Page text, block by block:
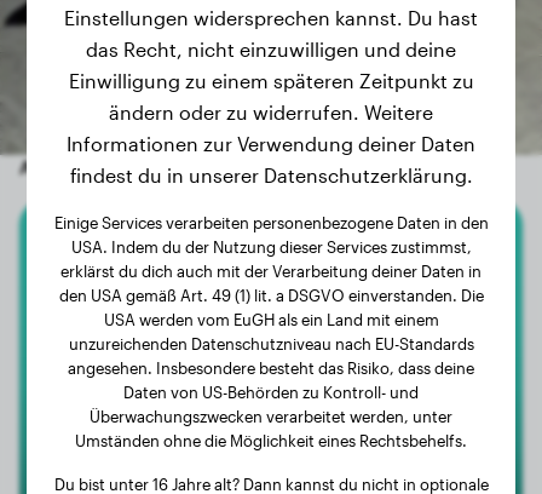
Andere zufällige Hunde
Beagle
Tro
Einstellungen widersprechen kannst. Du hast
das Recht, nicht einzuwilligen und deine
Einwilligung zu einem späteren Zeitpunkt zu
ändern oder zu widerrufen. Weitere
Informationen zur Verwendung deiner Daten
findest du in unserer Datenschutzerklärung.
Einige Services verarbeiten personenbezogene Daten in den
USA. Indem du der Nutzung dieser Services zustimmst,
erklärst du dich auch mit der Verarbeitung deiner Daten in
den USA gemäß Art. 49 (1) lit. a DSGVO einverstanden. Die
USA werden vom EuGH als ein Land mit einem
unzureichenden Datenschutzniveau nach EU-Standards
angesehen. Insbesondere besteht das Risiko, dass deine
Daten von US-Behörden zu Kontroll- und
Überwachungszwecken verarbeitet werden, unter
Umständen ohne die Möglichkeit eines Rechtsbehelfs.
Du bist unter 16 Jahre alt? Dann kannst du nicht in optionale